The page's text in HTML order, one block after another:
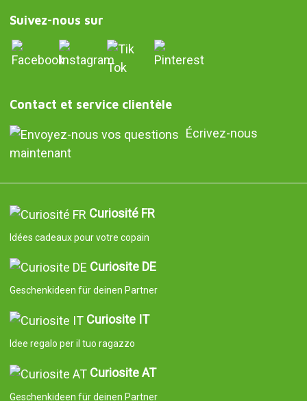
Suivez-nous sur
Contact et service clientèle
Écrivez-nous
maintenant
Curiosité FR
Idées cadeaux pour votre copain
Curiosite DE
Geschenkideen für deinen Partner
Curiosite IT
Idee regalo per il tuo ragazzo
Curiosite AT
Geschenkideen für deinen Partner